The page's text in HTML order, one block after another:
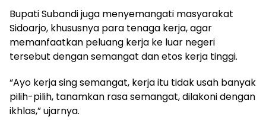
Bupati Subandi juga menyemangati masyarakat
Sidoarjo, khususnya para tenaga kerja, agar
memanfaatkan peluang kerja ke luar negeri
tersebut dengan semangat dan etos kerja tinggi.
“Ayo kerja sing semangat, kerja itu tidak usah banyak
pilih-pilih, tanamkan rasa semangat, dilakoni dengan
ikhlas,” ujarnya.